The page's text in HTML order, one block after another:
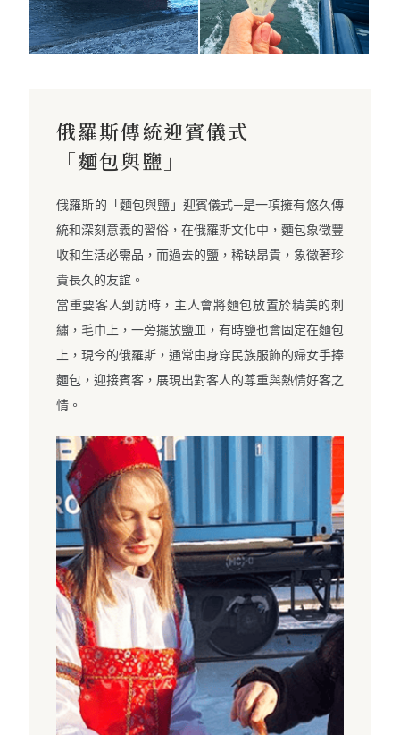
俄羅斯傳統迎賓儀式
「麵包與鹽」
俄羅斯的「麵包與鹽」迎賓儀式─是一項擁有悠久傳
統和深刻意義的習俗，在俄羅斯文化中，麵包象徵豐
收和生活必需品，而過去的鹽，稀缺昂貴，象徵著珍
貴長久的友誼。
當重要客人到訪時，主人會將麵包放置於精美的刺
繡，毛巾上，一旁擺放鹽皿，有時鹽也會固定在麵包
上，現今的俄羅斯，通常由身穿民族服飾的婦女手捧
麵包，迎接賓客，展現出對客人的尊重與熱情好客之
情。